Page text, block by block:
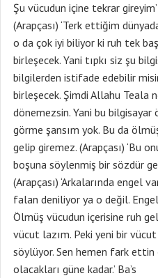
Şu vücudun içine tekrar
(Arapçası) ‘Terk ettiğim
o da çok iyi biliyor ki ruh tek
birleşecek. Yani tıpkı siz şu
bilgilerden istifade edebilir
birleşecek. Şimdi Allahu Teala
dönemezsin. Yani bu
görme şansım yok. Bu da
gelip giremez. (Arapçası) ‘Bu
boşuna söylenmiş bir sözdür
(Arapçası) ‘Arkalarında engel
falan deniliyor ya o değil.
Ölmüş vücudun içerisine ruh
vücut lazım. Peki yeni bir
söylüyor. Sen hemen fark ettin o
olacakları güne kadar.’ Ba’s